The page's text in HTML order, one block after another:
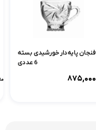
فنجان پایه‌دار خورشیدی بسته
6 عددی
۸۷۵,۰۰۰